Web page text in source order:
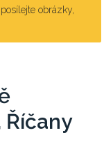
posílejte obrázky,
Říčany